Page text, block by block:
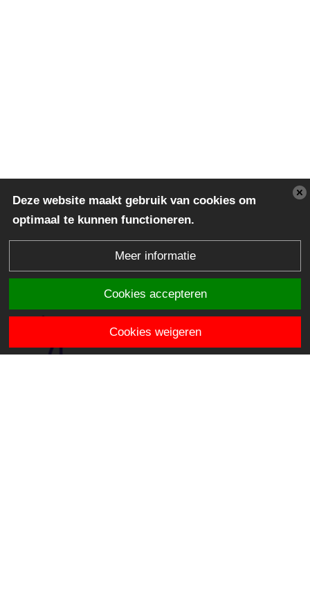
Deze website maakt gebruik van cookies om
optimaal te kunnen functioneren.
Meer informatie
Cookies accepteren
Cookies weigeren